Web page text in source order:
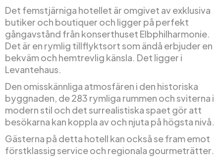
Det femstjärniga hotellet är omgivet av exklusiva
butiker och boutiquer och ligger på perfekt
gångavstånd från konserthuset Elbphilharmonie.
Det är en rymlig tillflyktsort som ändå erbjuder en
bekväm och hemtrevlig känsla. Det ligger i
Levantehaus.
Den omisskännliga atmosfären i den historiska
byggnaden, de 283 rymliga rummen och sviterna i
modern stil och det surrealistiska spaet gör att
besökarna kan koppla av och njuta på högsta nivå.
Gästerna på detta hotell kan också se fram emot
förstklassig service och regionala gourmeträtter.